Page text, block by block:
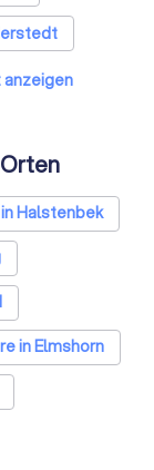
Halstenbek
in Elmshorn
in Stade